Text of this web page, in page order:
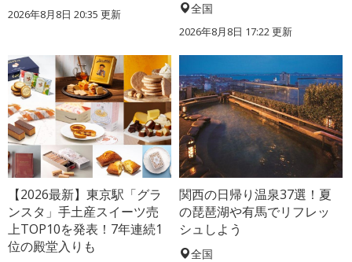
2026年8月8日 20:35 更新 全国
2026年8月8日 17:22更新
【2026最新】東京駅「グラ
ンスタ」手土産スイーツ売
上TOP10を発表！7年連続1
位の殿堂入りも
関西の日帰り温泉37選！夏
の琵琶湖や有馬でリフレッ
シュしよう
全国